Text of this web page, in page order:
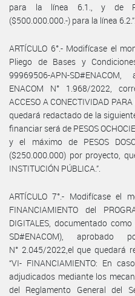
para la línea 6.1., y de
($500.000.000.-) para la línea 6.2.”.
ARTÍCULO 6°.- Modifícase el
Pliego de Bases y
99969506-APN-
ENACOM N° 1.968/2022,
ACCESO A CONECTIVIDAD
quedará redactado de la
financiar será de PESOS
y el máximo de PESOS
($250.000.000) por proyecto,
INSTITUCIÓN PÚBLICA.”.
ARTÍCULO 7°.- Modifícase el
FINANCIAMIENTO del
DIGITALES, documentado
SD#ENACOM), aprobado
N° 2.045/2022,el que quedará
“VI- FINANCIAMIENTO: En
adjudicados mediante los
del Reglamento General del